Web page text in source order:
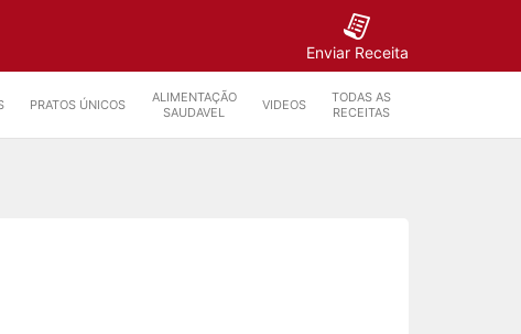
Enviar Receita
PRATOS ÚNICOS
ALIMENTAÇÃO
SAUDAVEL
VIDEOS
TODAS AS
RECEITAS